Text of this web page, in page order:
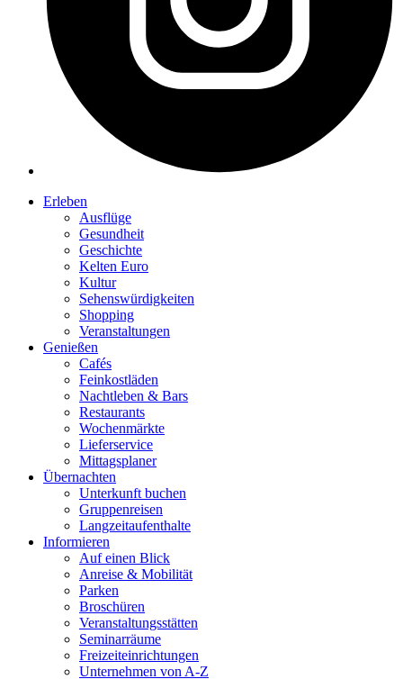
Erleben
Ausflüge
Gesundheit
Geschichte
Kelten Euro
Kultur
Sehenswürdigkeiten
Shopping
Veranstaltungen
Genießen
Cafés
Feinkostläden
Nachtleben & Bars
Restaurants
Wochenmärkte
Lieferservice
Mittagsplaner
Übernachten
Unterkunft buchen
Gruppenreisen
Langzeitaufenthalte
Informieren
Auf einen Blick
Anreise & Mobilität
Parken
Broschüren
Veranstaltungsstätten
Seminarräume
Freizeiteinrichtungen
Unternehmen von A-Z